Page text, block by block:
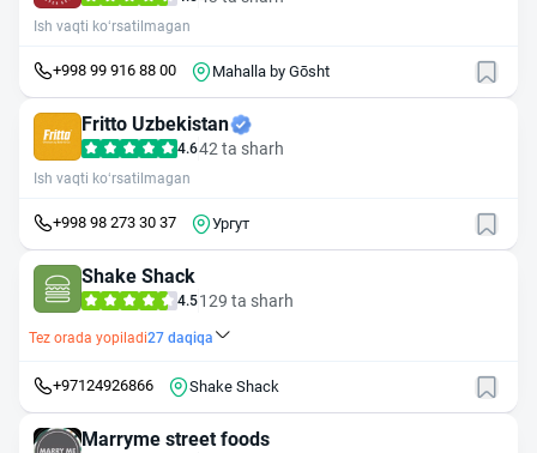
Ish vaqti ko‘rsatilmagan
+998 99 916 88 00 Mahalla by Gōsht
Fritto Uzbekistan
4.642 ta sharh
Ish vaqti ko‘rsatilmagan
+998 98 273 30 37 Ургут
Shake Shack
4.5129 ta sharh
Tez orada yopiladi27 daqiqa
+97124926866 Shake Shack
Marryme street foods